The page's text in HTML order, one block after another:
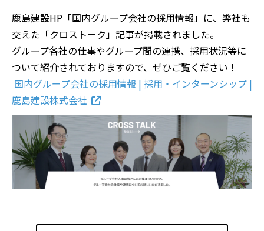
鹿島建設HP「国内グループ会社の採用情報」に、弊社も
交えた「クロストーク」記事が掲載されました。
グループ各社の仕事やグループ間の連携、採用状況等に
ついて紹介されておりますので、ぜひご覧ください！
国内グループ会社の採用情報 | 採用・インターンシップ |
鹿島建設株式会社